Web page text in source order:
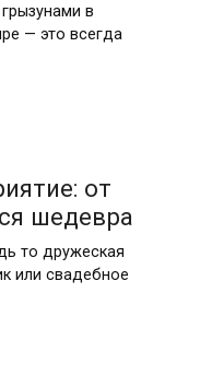
в
— это всегда
от
шедевра
то дружеская
или свадебное